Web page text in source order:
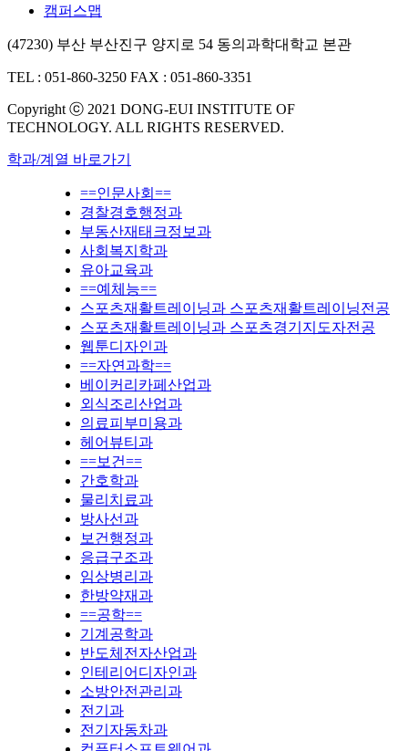
캠퍼스맵
(47230) 부산 부산진구 양지로 54 동의과학대학교 본관
TEL : 051-860-3250 FAX : 051-860-3351
Copyright ⓒ 2021 DONG-EUI INSTITUTE OF
TECHNOLOGY. ALL RIGHTS RESERVED.
학과/계열 바로가기
==인문사회==
경찰경호행정과
부동산재태크정보과
사회복지학과
유아교육과
==예체능==
스포츠재활트레이닝과 스포츠재활트레이닝전공
스포츠재활트레이닝과 스포츠경기지도자전공
웹툰디자인과
==자연과학==
베이커리카페산업과
외식조리산업과
의료피부미용과
헤어뷰티과
==보건==
간호학과
물리치료과
방사선과
보건행정과
응급구조과
임상병리과
한방약재과
==공학==
기계공학과
반도체전자산업과
인테리어디자인과
소방안전관리과
전기과
전기자동차과